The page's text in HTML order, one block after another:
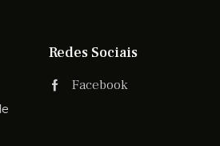
Redes Sociais
Facebook